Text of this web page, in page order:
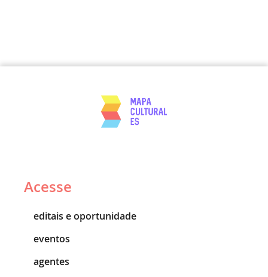
Acesse
editais e oportunidade
eventos
agentes